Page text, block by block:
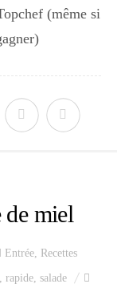
(même si
de miel
Entrée, Recettes
, rapide, salade